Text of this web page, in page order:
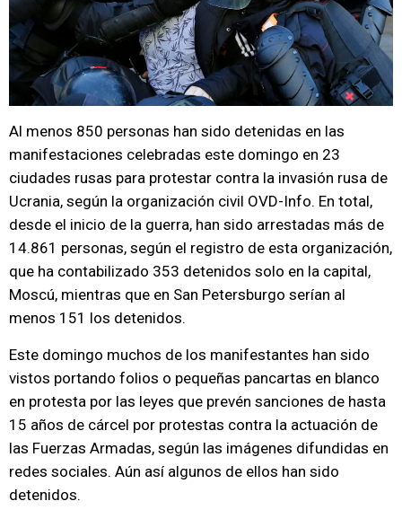
Al menos 850 personas han sido detenidas en las
manifestaciones celebradas este domingo en 23
ciudades rusas para protestar contra la invasión rusa de
Ucrania, según la organización civil OVD-Info. En total,
desde el inicio de la guerra, han sido arrestadas más de
14.861 personas, según el registro de esta organización,
que ha contabilizado 353 detenidos solo en la capital,
Moscú, mientras que en San Petersburgo serían al
menos 151 los detenidos.
Este domingo muchos de los manifestantes han sido
vistos portando folios o pequeñas pancartas en blanco
en protesta por las leyes que prevén sanciones de hasta
15 años de cárcel por protestas contra la actuación de
las Fuerzas Armadas, según las imágenes difundidas en
redes sociales. Aún así algunos de ellos han sido
detenidos.